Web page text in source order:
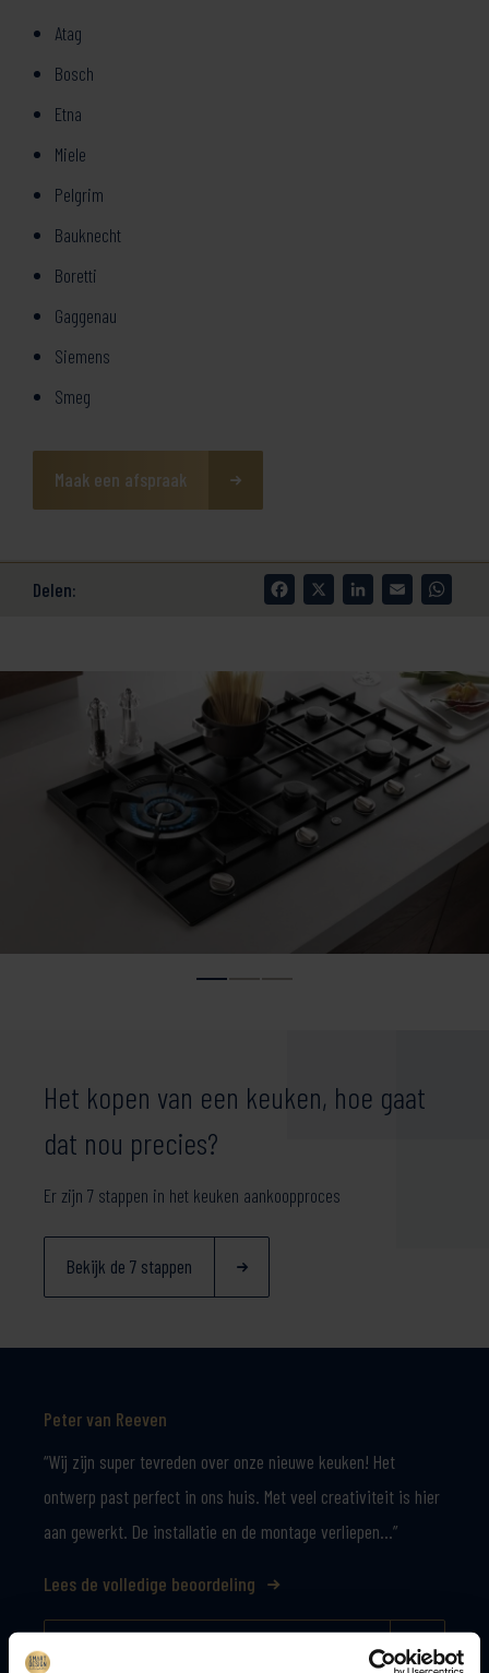
Atag
Bosch
Etna
Miele
Pelgrim
Bauknecht
Boretti
Gaggenau
Siemens
Smeg
Maak een afspraak
Delen: Facebook LinkedInEmail
Het kopen van een keuken, hoe gaat
dat nou precies?
Er zijn 7 stappen in het keuken aankoopproces
Bekijk de 7 stappen
Peter van Reeven
“Wij zijn super tevreden over onze nieuwe keuken! Het
ontwerp past perfect in ons huis. Met veel creativiteit is hier
aan gewerkt. De installatie en de montage verliepen…”
Lees de volledige beoordeling